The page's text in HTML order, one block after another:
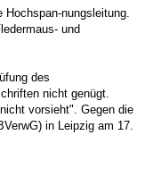
nungsleitung.
und
des
nicht genügt.
vorsieht". Gegen die
in Leipzig am 17.